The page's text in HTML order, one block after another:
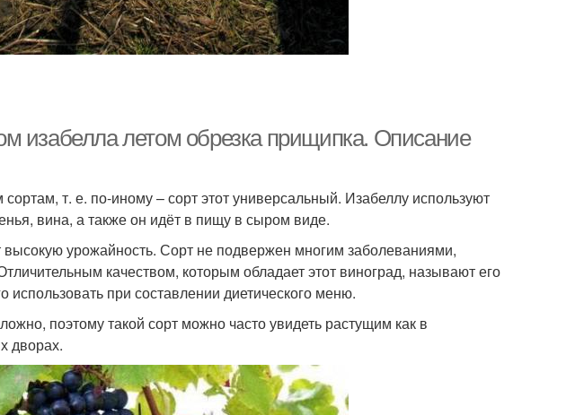
изабелла летом обрезка прищипка. Описание
сортам, т. е. по-иному – сорт этот универсальный. Изабеллу используют
вина, а также он идёт в пищу в сыром виде.
урожайность. Сорт не подвержен многим заболеваниями,
качеством, которым обладает этот виноград, называют его
использовать при составлении диетического меню.
поэтому такой сорт можно часто увидеть растущим как в
дворах.